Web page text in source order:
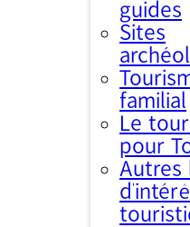
guides
Sites
familial
Le
pour
Autres